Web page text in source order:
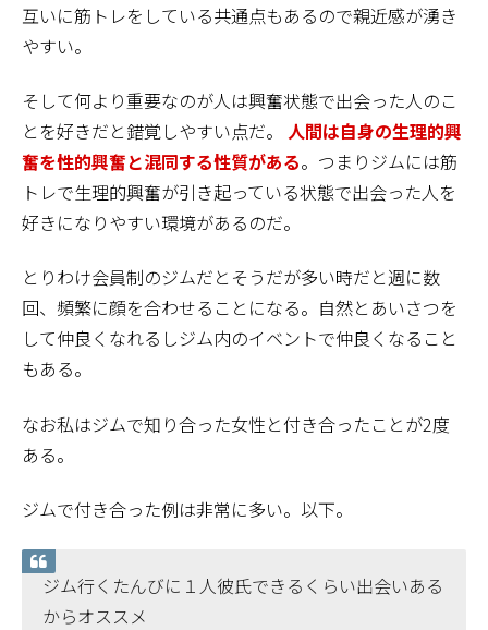
互いに筋トレをしている共通点もあるので親近感が湧き
やすい。
そして何より重要なのが人は興奮状態で出会った人のこ
とを好きだと錯覚しやすい点だ。 人間は自身の生理的興
奮を性的興奮と混同する性質がある。つまりジムには筋
トレで生理的興奮が引き起っている状態で出会った人を
好きになりやすい環境があるのだ。
とりわけ会員制のジムだとそうだが多い時だと週に数
回、頻繁に顔を合わせることになる。自然とあいさつを
して仲良くなれるしジム内のイベントで仲良くなること
もある。
なお私はジムで知り合った女性と付き合ったことが2度
ある。
ジムで付き合った例は非常に多い。以下。
ジム行くたんびに１人彼氏できるくらい出会いある
からオススメ